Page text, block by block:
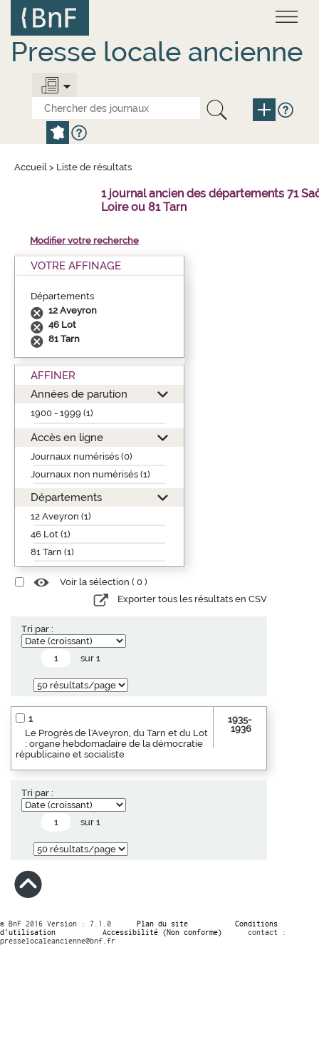
contenu
principal
Presse locale ancienne
Accueil > Liste de résultats
1 journal ancien des départements 71
Loire ou 81 Tarn
Modifier votre recherche
VOTRE AFFINAGE
Départements
12 Aveyron
46 Lot
81 Tarn
AFFINER
Années de parution
1900 - 1999 (1)
Accès en ligne
Journaux numérisés (0)
Journaux non numérisés (1)
Départements
12 Aveyron (1)
46 Lot (1)
81 Tarn (1)
Voir la sélection ( 0 )
Exporter tous les résultats en CSV
Tri par :
sur 1
1
Le Progrès de l'Aveyron, du Tarn et du Lot
: organe hebdomadaire de la démocratie
républicaine et socialiste
1935-
1936
Tri par :
sur 1
© BnF 2016 Version : 7.1.0 Plan du site
Conditions
d’utilisation
Accessibilité (Non conforme)
contact :
presselocaleancienne@bnf.fr
Panneau de gestion des cookies